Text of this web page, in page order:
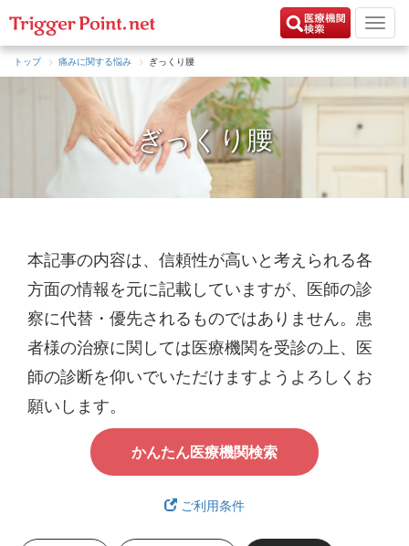
トップ 痛みに関する悩み ぎっくり腰
ぎっくり腰
本記事の内容は、信頼性が高いと考えられる各
方面の情報を元に記載していますが、医師の診
察に代替・優先されるものではありません。患
者様の治療に関しては医療機関を受診の上、医
師の診断を仰いでいただけますようよろしくお
願いします。
かんたん医療機関検索
ご利用条件